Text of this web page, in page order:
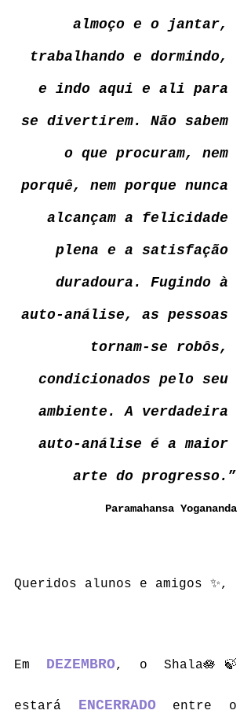
almoço e o jantar,
trabalhando e dormindo,
e indo aqui e ali para
se divertirem. Não sabem
o que procuram, nem
porquê, nem porque nunca
alcançam a felicidade
plena e a satisfação
duradoura. Fugindo à
auto-análise, as pessoas
tornam-se robôs,
condicionados pelo seu
ambiente. A verdadeira
auto-análise é a maior
arte do progresso. ”
Paramahansa Yogananda
Queridos alunos e amigos ✨,
Em DEZEMBRO, o Shala🪷🍃
estará ENCERRADO entre o